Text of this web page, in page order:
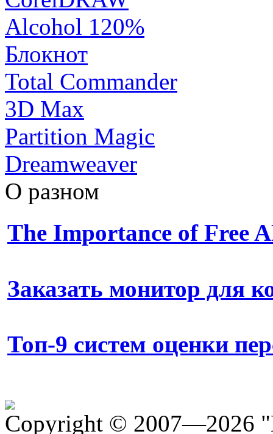
Alcohol 120%
Блокнот
Total Commander
3D Max
Partition Magic
Dreamweaver
О разном
The Importance of Free
Заказать монитор для
Топ-9 систем оценки
Copyright © 2007—2026